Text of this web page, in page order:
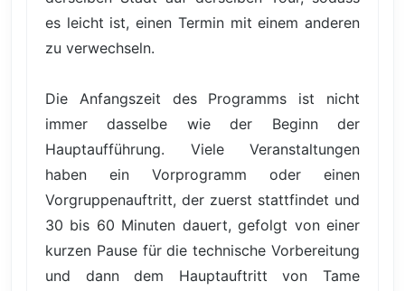
es leicht ist, einen Termin mit einem anderen
zu verwechseln.
Die Anfangszeit des Programms ist nicht
immer dasselbe wie der Beginn der
Hauptaufführung. Viele Veranstaltungen
haben ein Vorprogramm oder einen
Vorgruppenauftritt, der zuerst stattfindet und
30 bis 60 Minuten dauert, gefolgt von einer
kurzen Pause für die technische Vorbereitung
und dann dem Hauptauftritt von Tame